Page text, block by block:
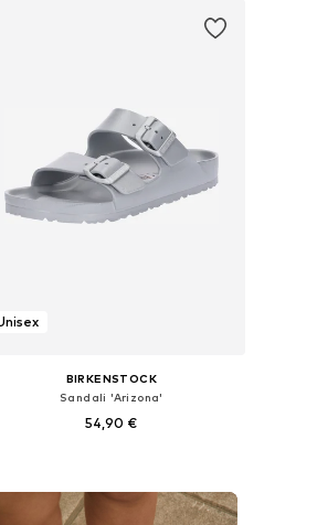
BIRKENSTOCK
Sandali 'Arizona'
54,90 €
Dodaj v košarico